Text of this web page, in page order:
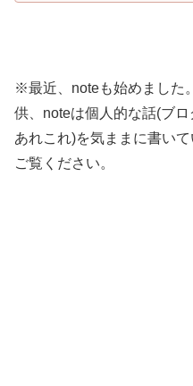
※最近、noteも始めました
供、noteは個人的な話(ブ
あれこれ)を気ままに書い
ご覧ください。